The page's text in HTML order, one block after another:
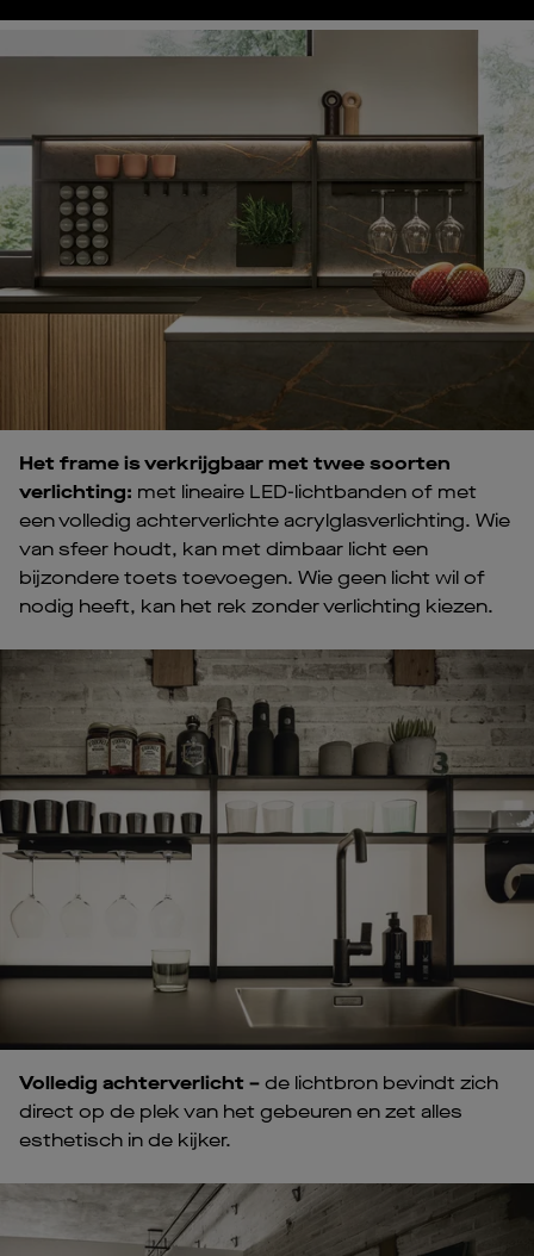
Het frame is verkrijgbaar met twee soorten
verlichting: met lineaire LED-lichtbanden of met
een volledig achterverlichte acrylglasverlichting. Wie
van sfeer houdt, kan met dimbaar licht een
bijzondere toets toevoegen. Wie geen licht wil of
nodig heeft, kan het rek zonder verlichting kiezen.
Volledig achterverlicht –de lichtbron bevindt zich
direct op de plek van het gebeuren en zet alles
esthetisch in de kijker.